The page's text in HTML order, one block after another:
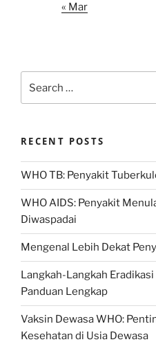
« Mar
for:
RECENT POSTS
WHO TB: Penyakit
WHO AIDS: Penyakit
Diwaspadai
Mengenal Lebih Dekat
Langkah-Langkah
Panduan Lengkap
Vaksin Dewasa WHO:
Kesehatan di Usia Dewasa